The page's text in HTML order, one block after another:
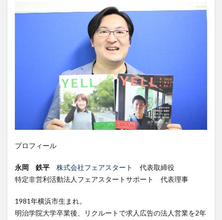
プロフィール
永岡 鉄平 株式会社フェアスタート
代表取締役
特定非営利活動法人フェアスタートサポート 代表理事
1981年横浜市生まれ。
明治学院大学卒業後、リクルートで求人広告の法人営業を2年